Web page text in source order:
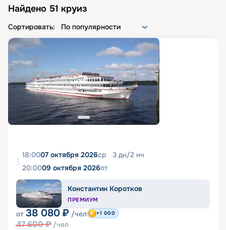
Найдено 51 круиз
Сортировать: По популярности
18:0007 октября 2026ср 3 дн/2 нч
20:0009 октября 2026пт
Константин Коротков
ПРЕМИУМ
от 38 080 ₽ /чел
47 600₽ /чел
+1 000